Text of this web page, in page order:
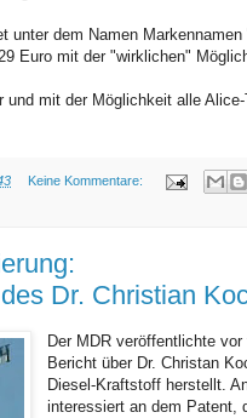
unter dem Namen
Euro mit der "wirklichen"
und mit der Möglichkeit alle
Keine Kommentare:
Dr. Christian
Der MDR veröffentlichte
Bericht über Dr. Christan
Diesel-Kraftstoff herstellt.
interessiert an dem Patent,